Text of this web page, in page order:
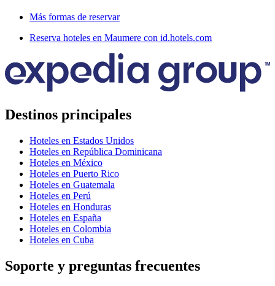
Más formas de reservar
Reserva hoteles en Maumere con id.hotels.com
Destinos principales
Hoteles en Estados Unidos
Hoteles en República Dominicana
Hoteles en México
Hoteles en Puerto Rico
Hoteles en Guatemala
Hoteles en Perú
Hoteles en Honduras
Hoteles en España
Hoteles en Colombia
Hoteles en Cuba
Soporte y preguntas frecuentes